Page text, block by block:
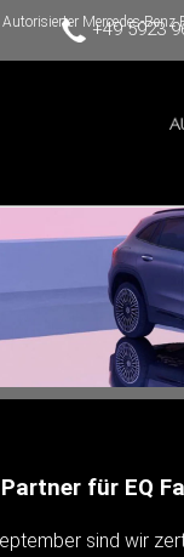
Mercedes-Benz
+49 5923
für EQ
sind wir